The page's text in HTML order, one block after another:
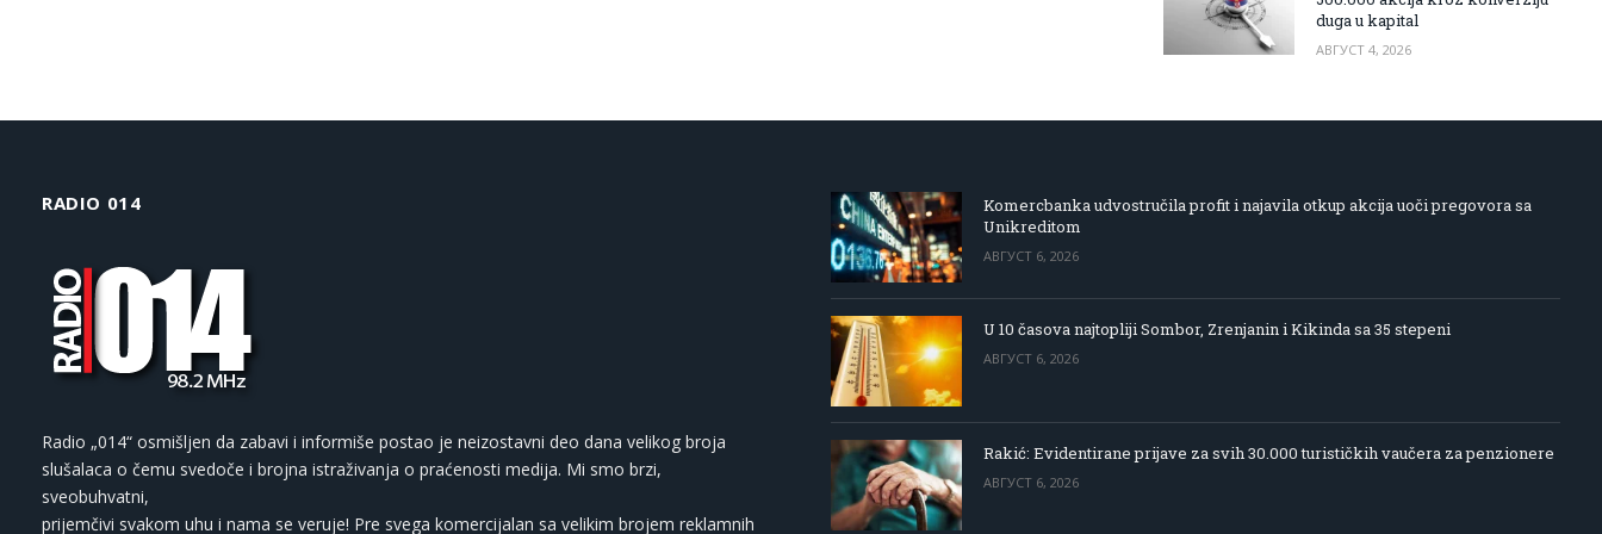
duga u kapital
АВГУСТ 4, 2026
RADIO 014
Radio „014“ osmišljen da zabavi i informiše postao je neizostavni deo dana velikog broja
slušalaca o čemu svedoče i brojna istraživanja o praćenosti medija. Mi smo brzi,
sveobuhvatni,
prijemčivi svakom uhu i nama se veruje! Pre svega komercijalan sa velikim brojem reklamnih
Komercbanka udvostručila profit i najavila otkup akcija uoči pregovora sa
Unikreditom
АВГУСТ 6, 2026
U 10 časova najtopliji Sombor, Zrenjanin i Kikinda sa 35 stepeni
АВГУСТ 6, 2026
Rakić: Evidentirane prijave za svih 30.000 turističkih vaučera za penzionere
АВГУСТ 6, 2026